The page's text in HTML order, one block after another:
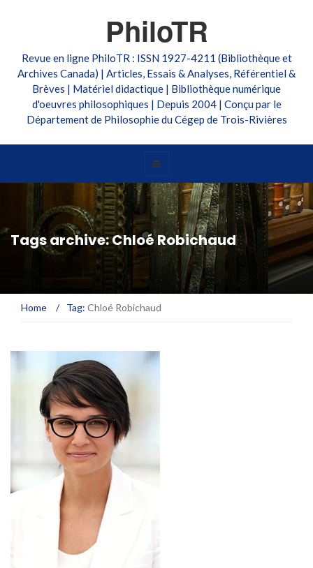
PhiloTR
Revue en ligne PhiloTR : ISSN 1927-4211 (Bibliothèque et
Archives Canada) | Articles, Essais & Analyses, Référentiel &
Brèves | Matériel didactique | Bibliothèque numérique
d'oeuvres philosophiques | Depuis 2004 | Conçu par le
Département de Philosophie du Cégep de Trois-Rivières
Tags archive: Chloé Robichaud
Home / Tag: Chloé Robichaud